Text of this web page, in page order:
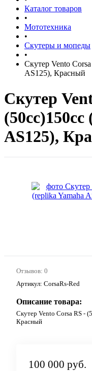
Каталог товаров
•
Мототехника
•
Скутеры и мопеды
•
Скутер Vento
AS125), Красный
Скутер
AS125),
Отзывов: 0
Артикул: CorsaRs-Red
Описание товара:
Скутер Vento Corsa RS -
Красный
100 000 руб.